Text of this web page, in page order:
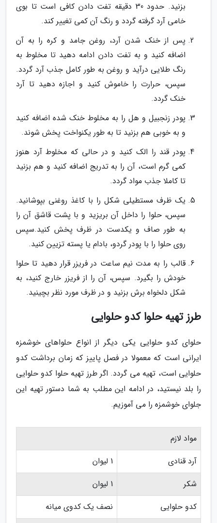
بزنید. حدود 30 دقیقه تفت دادن کافی است تا بوی
خامی آرد گرفته گردد و رنگ آن کمی تغییر کند.
پس از خنک شدن آرد، روغن جامد و کره را به آن
اضافه کنید و به تفت دادن ادامه دهید تا مخلوط به
رنگ طلایی درآید و روغن به طور کامل جذب آرد گردد.
سپس، حرارت را خاموش کنید و اجازه دهید تا آرد
خنک گردد.
پودر زنجبیل و هل را به مخلوط خنک شده اضافه کنید
و به خوبی هم بزنید تا به طور یکنواخت پخش شوند.
پودر قند را الک کنید و در حالی که مخلوط آرد هنوز
کمی گرم است، آن را به تدریج اضافه کنید و هم بزنید
تا کاملا جذب مواد گردد.
یک ظرف مستطیلی شکل را با کاغذ روغنی بپوشانید.
سپس، حلوا را داخل آن بریزید و با پشت قاشق آن را
به طور صاف و یکدست در ظرف پخش کنید.سپس
روی حلوا را با پودر گردو، بادام یا پسته تزیین کنید.
قالب را به مدت نیم ساعت در فریزر قرار دهید تا حلوا
خودش را بگیرد. سپس، آن را از فریزر خارج کنید، به
شکل دلخواه برش بزنید و در ظرف مورد نظر بچینید.
طرز تهیه حلوا کدو حلوایی
حلوای کدو حلوایی یکی دیگر از انواع حلواهای خوشمزه
ایرانی است که معمولا در فصل پاییز که زمان برداشت کدو
حلوایی است، تهیه می گردد. اگر طرز تهیه حلوا کدو حلوایی
را بلد نیستید، در ادامه این مطلب به شما دستور تهیه این
جلوای خوشمزه را می آموزیم.
مواد لازم
آرد قنادی
1 لیوان
شکر
1 لیوان
کدو حلوایی
نصف یک کدوی میانه